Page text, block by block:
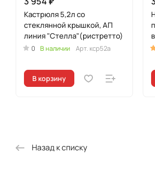
Кастрюля 5,2л со
стеклянной крышкой, АП
линия "Стелла"(ристретто)
0 В наличии Арт. кср52а
В корзину
Назад к списку